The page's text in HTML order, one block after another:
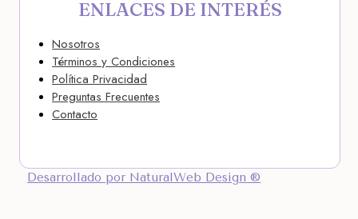
ENLACES DE INTERÉS
Nosotros
Términos y Condiciones
Política Privacidad
Preguntas Frecuentes
Contacto
Desarrollado por NaturalWeb Design ®